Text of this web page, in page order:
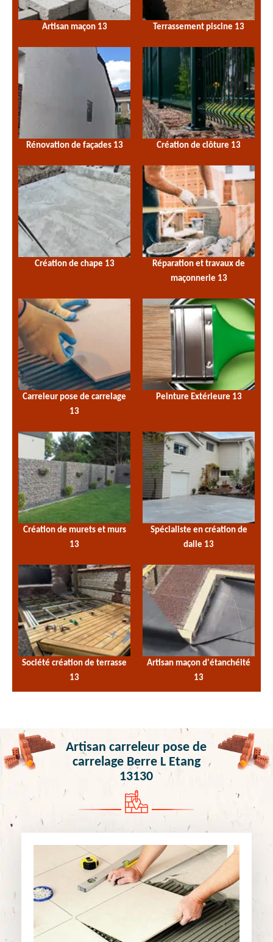
Artisan maçon 13 Terrassement piscine 13
Rénovation de façades 13 Création de clôture 13
Création de chape 13
Réparation et travaux de
maçonnerie 13
Carreleur pose de carrelage
13
Peinture Extérieure 13
Création de murets et murs
13
Spécialiste en création de
dalle 13
Société création de terrasse
13
Artisan maçon d'étanchéité
13
Artisan carreleur pose de
carrelage Berre L Etang
13130